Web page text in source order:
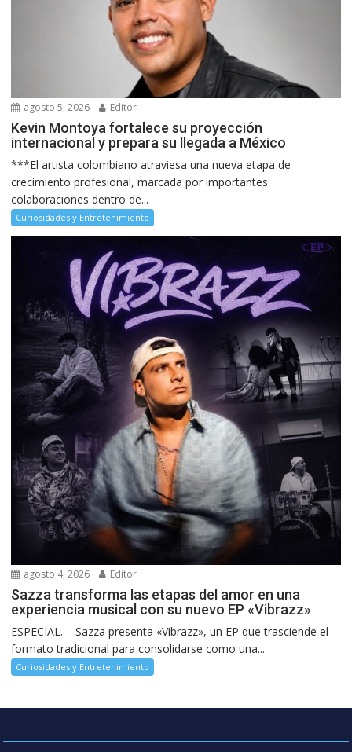
agosto 5, 2026 Editor
Kevin Montoya fortalece su proyección
internacional y prepara su llegada a México
***El artista colombiano atraviesa una nueva etapa de
crecimiento profesional, marcada por importantes
colaboraciones dentro de...
Curiosidades y Entretenimiento
agosto 4, 2026 Editor
Sazza transforma las etapas del amor en una
experiencia musical con su nuevo EP «Vibrazz»
ESPECIAL. – Sazza presenta «Vibrazz», un EP que trasciende el
formato tradicional para consolidarse como una...
Curiosidades y Entretenimiento